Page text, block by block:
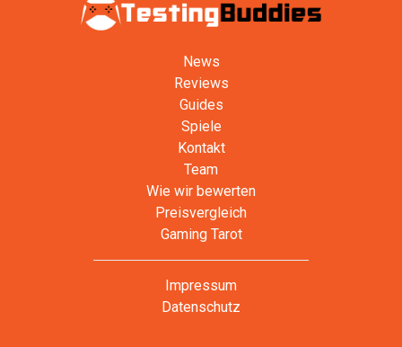
News
Reviews
Guides
Spiele
Kontakt
Team
Wie wir bewerten
Preisvergleich
Gaming Tarot
Impressum
Datenschutz